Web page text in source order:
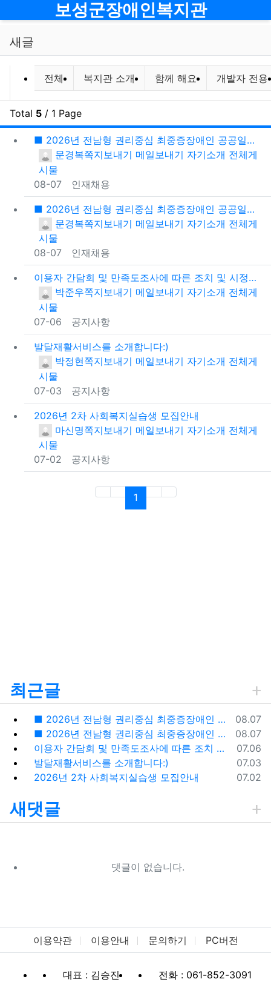
보성군장애인복지관
새글
전체게시물 그룹 목록
전체 복지관 소개 함께 해요 개발자 전용
Total 5 / 1 Page
■ 2026년 전남형 권리중심 최중증장애인 공공일자리사업 전담인력 모집공고 ■
등록자문경복쪽지보내기 메일보내기 자기소개 전체게
시물
등록일
08-07 인재채용
■ 2026년 전남형 권리중심 최중증장애인 공공일자리사업 참여자 모집공고 ■
등록자문경복쪽지보내기 메일보내기 자기소개 전체게
시물
등록일
08-07 인재채용
이용자 간담회 및 만족도조사에 따른 조치 및 시정계획
등록자박준우쪽지보내기 메일보내기 자기소개 전체게
시물
등록일
07-06 공지사항
발달재활서비스를 소개합니다:)
등록자박정현쪽지보내기 메일보내기 자기소개 전체게
시물
등록일
07-03 공지사항
2026년 2차 사회복지실습생 모집안내
등록자마신명쪽지보내기 메일보내기 자기소개 전체게
시물
등록일
07-02 공지사항
1 (current)
최근글
등록일
08.07
■ 2026년 전남형 권리중심 최중증장애인 공공일자리사업 전담인력 모집공고 ■
등록일
08.07
■ 2026년 전남형 권리중심 최중증장애인 공공일자리사업 참여자 모집공고 ■
등록일
07.06
이용자 간담회 및 만족도조사에 따른 조치 및 시정계획
등록일
07.03
발달재활서비스를 소개합니다:)
등록일
07.02
2026년 2차 사회복지실습생 모집안내
새댓글
댓글이 없습니다.
이용약관 이용안내 문의하기 PC버전
대표 : 김승진
전화 : 061-852-3091